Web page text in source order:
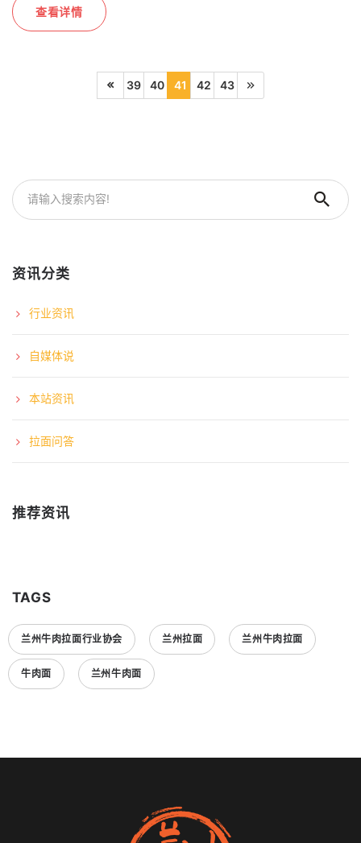
查看详情
39 40 41 42 43
资讯分类
行业资讯
自媒体说
本站资讯
拉面问答
推荐资讯
TAGS
兰州牛肉拉面行业协会 兰州拉面 兰州牛肉拉面
牛肉面 兰州牛肉面